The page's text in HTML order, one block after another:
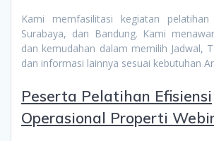
Kami memfasilitasi kegiatan
Surabaya, dan Bandung. Kami
dan kemudahan dalam memilih Jadwal,
dan informasi lainnya sesuai kebutuhan
Peserta Pelatihan Efisiensi
Operasional Properti